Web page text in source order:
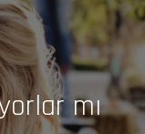
mı